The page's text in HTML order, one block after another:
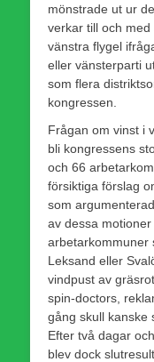
mönstrade ut ur
verkar till och
vänstra flygel
eller vänsterparti
som flera
kongressen.
Frågan om vinst i
bli kongressens
och 66
försiktiga förslag
som
av dessa
arbetarkommuner
Leksand eller
vindpust av
spin-doctors,
gång skull kanske
Efter två dagar
blev dock